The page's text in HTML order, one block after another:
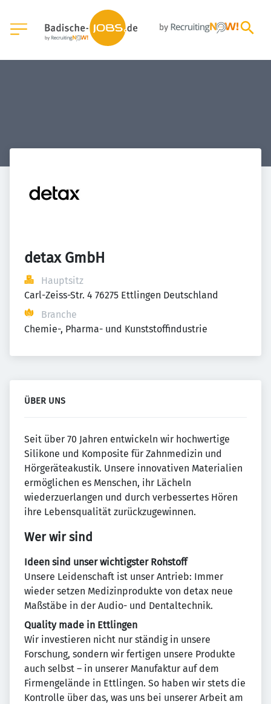
detax GmbH
Hauptsitz
Carl-Zeiss-Str. 4 76275 Ettlingen Deutschland
Branche
Chemie-, Pharma- und Kunststoffindustrie
ÜBER UNS
Seit über 70 Jahren entwickeln wir hochwertige
Silikone und Komposite für Zahnmedizin und
Hörgeräteakustik. Unsere innovativen Materialien
ermöglichen es Menschen, ihr Lächeln
wiederzuerlangen und durch verbessertes Hören
ihre Lebensqualität zurückzugewinnen.
Wer wir sind
Ideen sind unser wichtigster Rohstoff
Unsere Leidenschaft ist unser Antrieb: Immer
wieder setzen Medizinprodukte von detax neue
Maßstäbe in der Audio- und Dentaltechnik.
Quality made in Ettlingen
Wir investieren nicht nur ständig in unsere
Forschung, sondern wir fertigen unsere Produkte
auch selbst – in unserer Manufaktur auf dem
Firmengelände in Ettlingen. So haben wir stets die
Kontrolle über das, was uns bei unserer Arbeit am